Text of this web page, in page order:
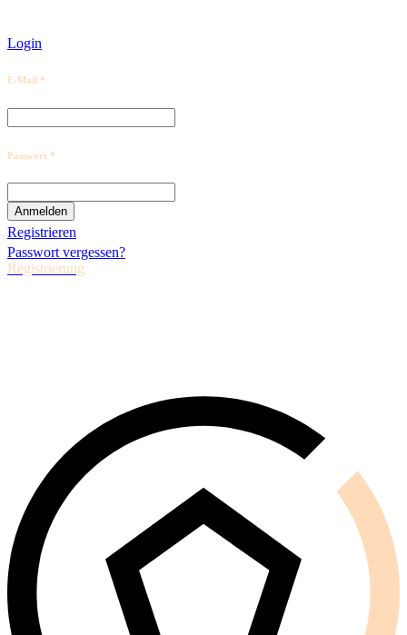
Login
E-Mail *
Passwort *
Registrieren
Passwort vergessen?
Registrierung